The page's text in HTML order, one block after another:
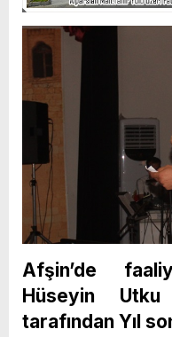
Afşin’de
Hüseyin
tarafından Yıl